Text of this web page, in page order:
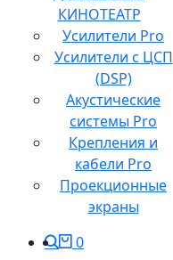
КИНОТЕАТР
Усилители Pro
Усилители с ЦСП
(DSP)
Акустические
системы Pro
Крепления и
кабели Pro
Проекционные
экраны
0